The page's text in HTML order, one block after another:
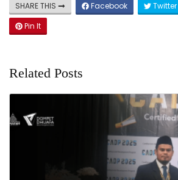
SHARE THIS Facebook Twitter
Pin It
Related Posts